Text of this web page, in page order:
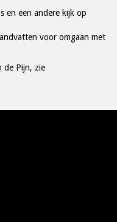
en een andere kijk op
voor omgaan met
de Pijn, zie